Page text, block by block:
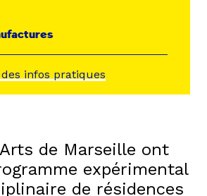
infos pratiques
de Marseille ont
expérimental
de résidences